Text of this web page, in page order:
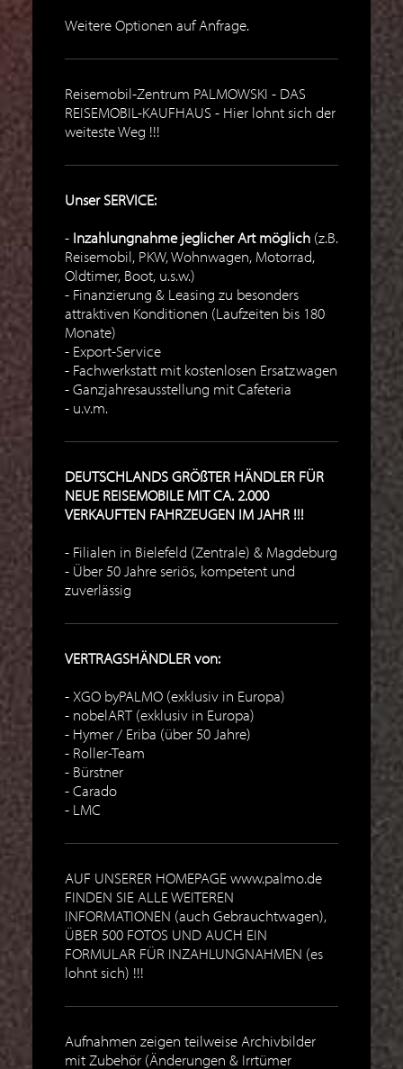
Weitere Optionen auf Anfrage.
Reisemobil-Zentrum PALMOWSKI - DAS
REISEMOBIL-KAUFHAUS - Hier lohnt sich der
weiteste Weg !!!
Unser SERVICE:
Inzahlungnahme jeglicher Art möglich (z.B.
Reisemobil, PKW, Wohnwagen, Motorrad,
Oldtimer, Boot, u.s.w.)
Finanzierung & Leasing zu besonders
attraktiven Konditionen (Laufzeiten bis 180
Monate)
Export-Service
Fachwerkstatt mit kostenlosen Ersatzwagen
Ganzjahresausstellung mit Cafeteria
u.v.m.
DEUTSCHLANDS GRÖßTER HÄNDLER FÜR
NEUE REISEMOBILE MIT CA. 2.000
VERKAUFTEN FAHRZEUGEN IM JAHR !!!
Filialen in Bielefeld (Zentrale) & Magdeburg
Über 50 Jahre seriös, kompetent und
zuverlässig
VERTRAGSHÄNDLER von:
XGO byPALMO (exklusiv in Europa)
nobelART (exklusiv in Europa)
Hymer / Eriba (über 50 Jahre)
Roller-Team
Bürstner
Carado
LMC
AUF UNSERER HOMEPAGE www.palmo.de
FINDEN SIE ALLE WEITEREN
INFORMATIONEN (auch Gebrauchtwagen),
ÜBER 500 FOTOS UND AUCH EIN
FORMULAR FÜR INZAHLUNGNAHMEN (es
lohnt sich) !!!
Aufnahmen zeigen teilweise Archivbilder
mit Zubehör (Änderungen & Irrtümer